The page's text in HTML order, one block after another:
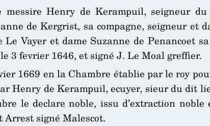
messire Henry de Kerampuil, seigneur
de Kergrist, sa compagne, seigneur et
Vayer et dame Suzanne de Penancoet
3 fevrier 1646, et signé J. Le Moal greffier.
1669 en la Chambre établie par le roy
Henry de Kerampuil, ecuyer, sieur du dit
le declare noble, issu d’extraction
Arrest signé Malescot.